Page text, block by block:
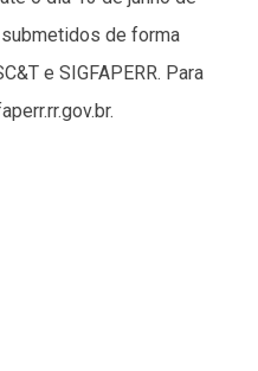
de forma
e SIGFAPERR. Para